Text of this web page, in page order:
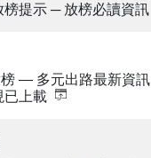
榜提示 ─ 放榜必讀資訊
榜 — 多元出路最新資
已上載